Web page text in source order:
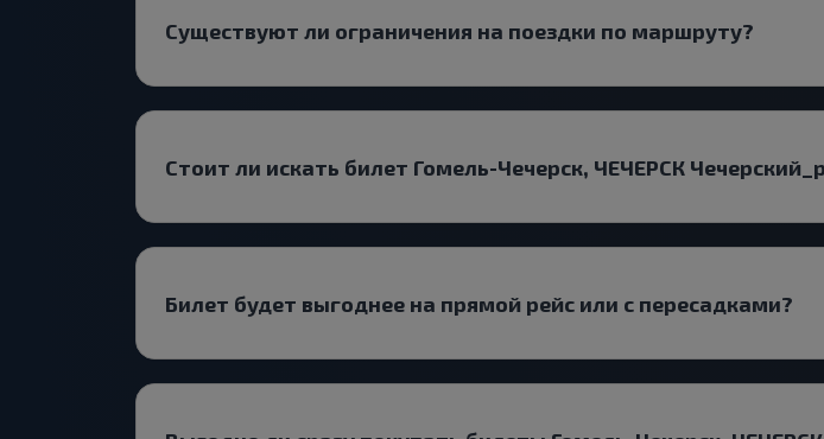
Существуют ли ограничения на поездки по маршруту?
Стоит ли искать билет Гомель-Чечерск, ЧЕЧЕРСК
Билет будет выгоднее на прямой рейс или с пересадками?